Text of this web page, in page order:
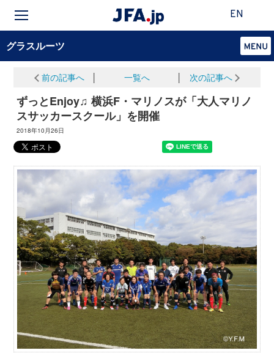
EN
グラスルーツ
前の記事へ 一覧へ 次の記事へ
ずっとEnjoy♫ 横浜F・マリノスが「大人マリノ
スサッカースクール」を開催
2018年10月26日